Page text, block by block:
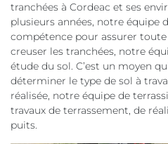
tranchées à Cordeac et ses
plusieurs années, notre équipe
compétence pour assurer
creuser les tranchées, notre
étude du sol. C’est un moyen
déterminer le type de sol à
réalisée, notre équipe de
travaux de terrassement, de
puits.